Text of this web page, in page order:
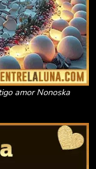
amor Nonoska